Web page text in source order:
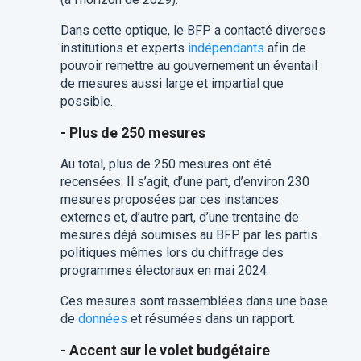
Dans cette optique, le BFP a contacté diverses
institutions et experts indépendants afin de
pouvoir remettre au gouvernement un éventail
de mesures aussi large et impartial que
possible.
- Plus de 250 mesures
Au total, plus de 250 mesures ont été
recensées. Il s’agit, d’une part, d’environ 230
mesures proposées par ces instances
externes et, d’autre part, d’une trentaine de
mesures déjà soumises au BFP par les partis
politiques mêmes lors du chiffrage des
programmes électoraux en mai 2024.
Ces mesures sont rassemblées dans une base
de données et résumées dans un rapport.
- Accent sur le volet budgétaire